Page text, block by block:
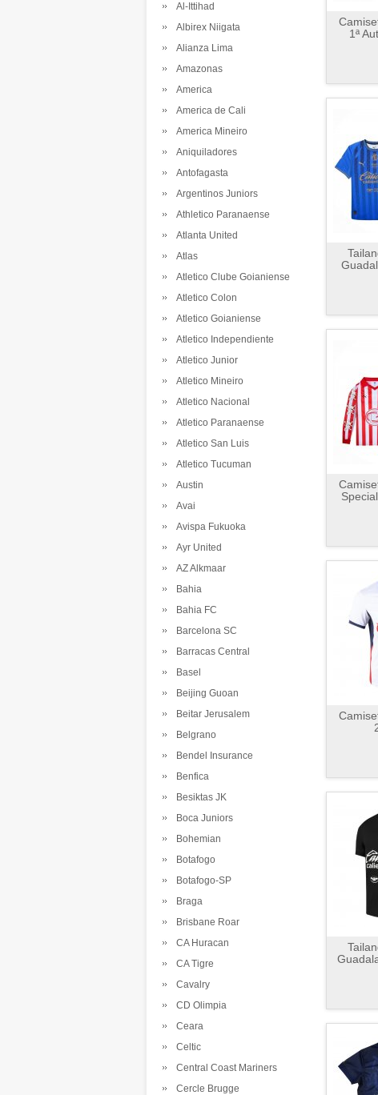
Al-Ittihad
Albirex Niigata
Alianza Lima
Amazonas
America
America de Cali
America Mineiro
Aniquiladores
Antofagasta
Argentinos Juniors
Athletico Paranaense
Atlanta United
Atlas
Atletico Clube Goianiense
Atletico Colon
Atletico Goianiense
Atletico Independiente
Atletico Junior
Atletico Mineiro
Atletico Nacional
Atletico Paranaense
Atletico San Luis
Atletico Tucuman
Austin
Avai
Avispa Fukuoka
Ayr United
AZ Alkmaar
Bahia
Bahia FC
Barcelona SC
Barracas Central
Basel
Beijing Guoan
Beitar Jerusalem
Belgrano
Bendel Insurance
Benfica
Besiktas JK
Boca Juniors
Bohemian
Botafogo
Botafogo-SP
Braga
Brisbane Roar
CA Huracan
CA Tigre
Cavalry
CD Olimpia
Ceara
Celtic
Central Coast Mariners
Cercle Brugge
1ª